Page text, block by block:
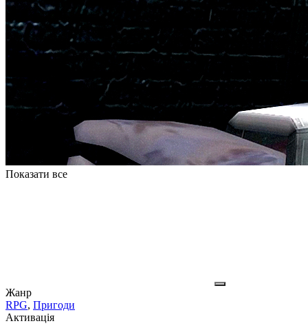
Показати все
Жанр
RPG, Пригоди
Активація